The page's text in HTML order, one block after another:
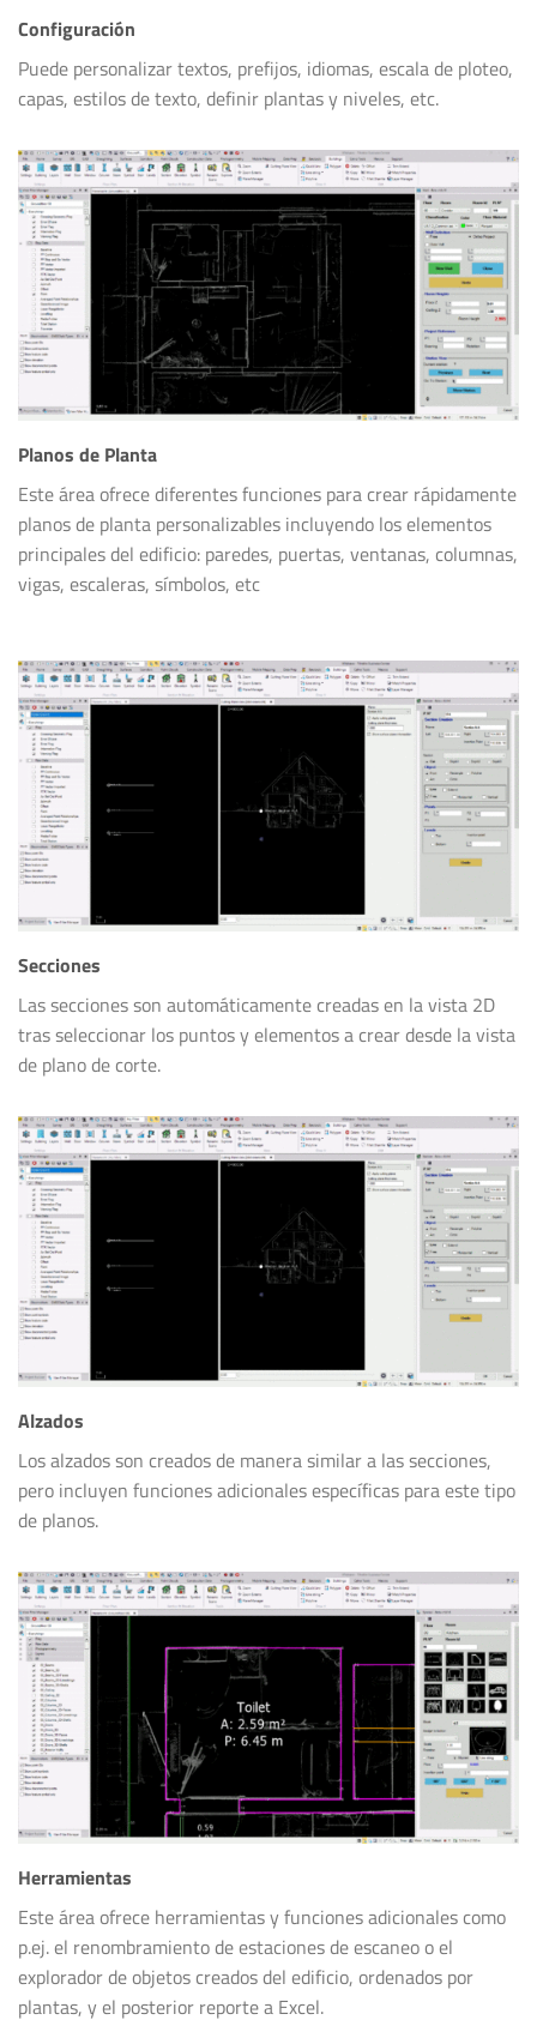
Configuración
Puede personalizar textos, prefijos, idiomas, escala de ploteo,
capas, estilos de texto, definir plantas y niveles, etc.
Planos de Planta
Este área ofrece diferentes funciones para crear rápidamente
planos de planta personalizables incluyendo los elementos
principales del edificio: paredes, puertas, ventanas, columnas,
vigas, escaleras, símbolos, etc
Secciones
Las secciones son automáticamente creadas en la vista 2D
tras seleccionar los puntos y elementos a crear desde la vista
de plano de corte.
Alzados
Los alzados son creados de manera similar a las secciones,
pero incluyen funciones adicionales específicas para este tipo
de planos.
Herramientas
Este área ofrece herramientas y funciones adicionales como
p.ej. el renombramiento de estaciones de escaneo o el
explorador de objetos creados del edificio, ordenados por
plantas, y el posterior reporte a Excel.